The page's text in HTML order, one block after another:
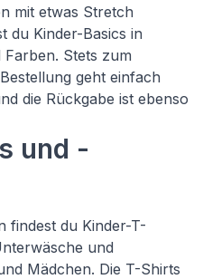
mit etwas Stretch
du Kinder-Basics in
Stets zum
geht einfach
die Rückgabe ist ebenso
und -
findest du Kinder-T-
und
Mädchen. Die T-Shirts